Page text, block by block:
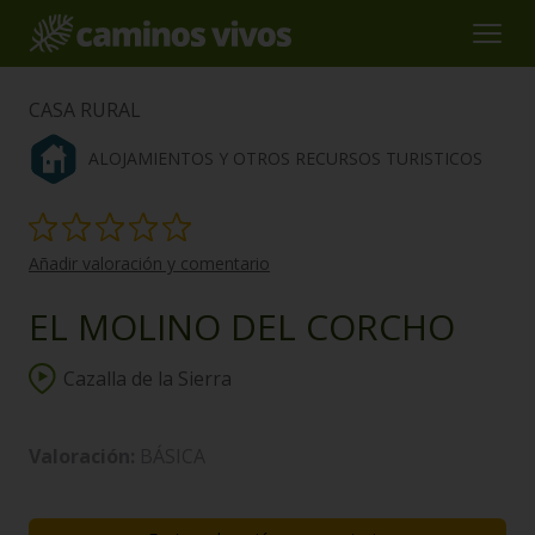
CASA RURAL
ALOJAMIENTOS Y OTROS RECURSOS TURISTICOS
Añadir valoración y comentario
EL MOLINO DEL CORCHO
Cazalla de la Sierra